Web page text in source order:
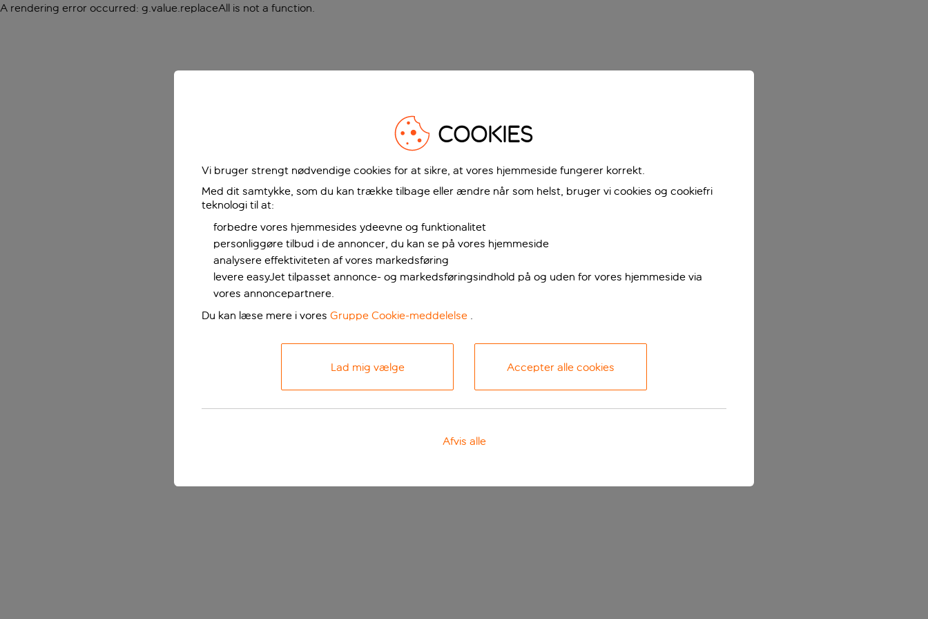
A rendering error occurred: g.value.replaceAll is not a function.
COOKIES
Vi bruger strengt nødvendige cookies for at sikre, at vores hjemmeside fungerer korrekt.
Med dit samtykke, som du kan trække tilbage eller ændre når som helst, bruger vi cookies og cookiefri
teknologi til at:
forbedre vores hjemmesides ydeevne og funktionalitet
personliggøre tilbud i de annoncer, du kan se på vores hjemmeside
analysere effektiviteten af vores markedsføring
levere easyJet tilpasset annonce- og markedsføringsindhold på og uden for vores hjemmeside via
vores annoncepartnere.
Du kan læse mere i vores Gruppe Cookie-meddelelse .
Lad mig vælge Accepter alle cookies
Afvis alle